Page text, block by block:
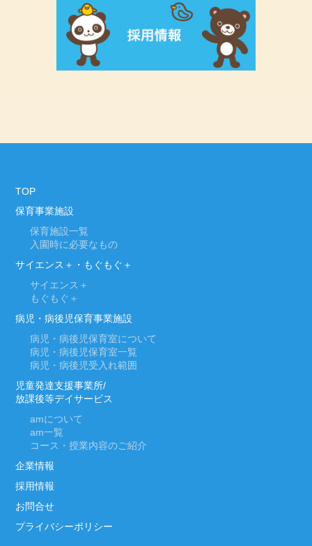
TOP
保育事業施設
保育施設一覧
入園時に必要なもの
サイエンス＋・もぐもぐ＋
サイエンス＋
もぐもぐ＋
病児・病後児保育事業施設
病児・病後児保育室について
病児・病後児保育室一覧
病児・病後児受入れ範囲
児童発達支援事業所/
放課後等デイサービス
amについて
am一覧
コース・授業内容のご紹介
企業情報
採用情報
お問合せ
プライバシーポリシー